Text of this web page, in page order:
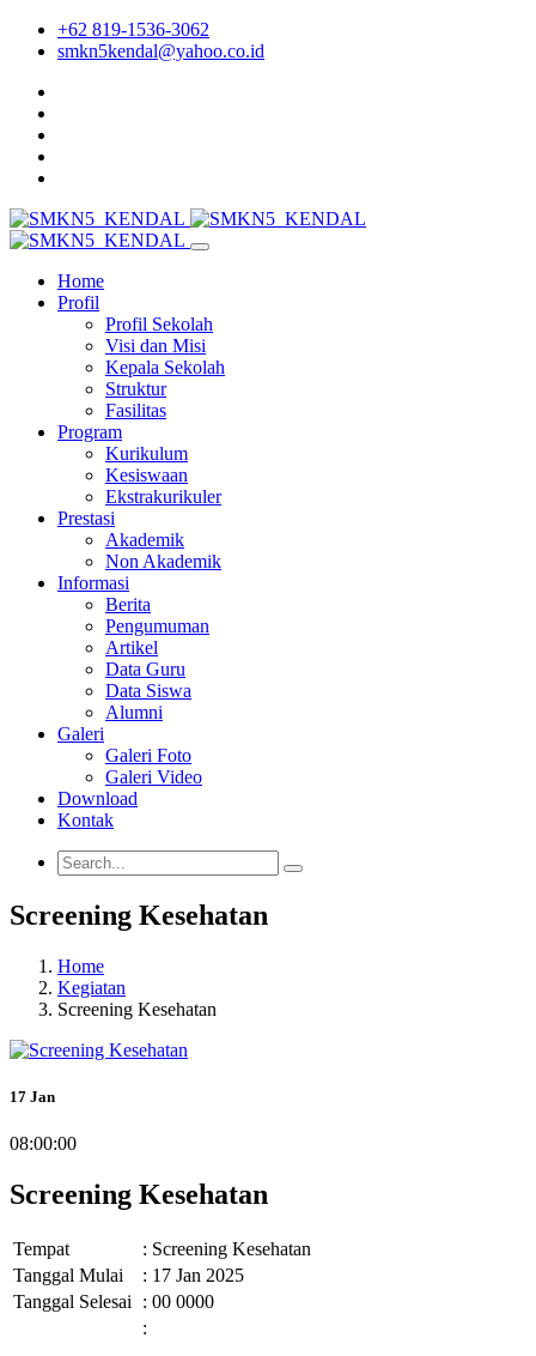
+62 819-1536-3062
smkn5kendal@yahoo.co.id
Home
Profil
Profil Sekolah
Visi dan Misi
Kepala Sekolah
Struktur
Fasilitas
Program
Kurikulum
Kesiswaan
Ekstrakurikuler
Prestasi
Akademik
Non Akademik
Informasi
Berita
Pengumuman
Artikel
Data Guru
Data Siswa
Alumni
Galeri
Galeri Foto
Galeri Video
Download
Kontak
Screening Kesehatan
Home
Kegiatan
Screening Kesehatan
17 Jan
08:00:00
Screening Kesehatan
Tempat
: Screening Kesehatan
Tanggal Mulai
: 17 Jan 2025
Tanggal Selesai
: 00 0000
: